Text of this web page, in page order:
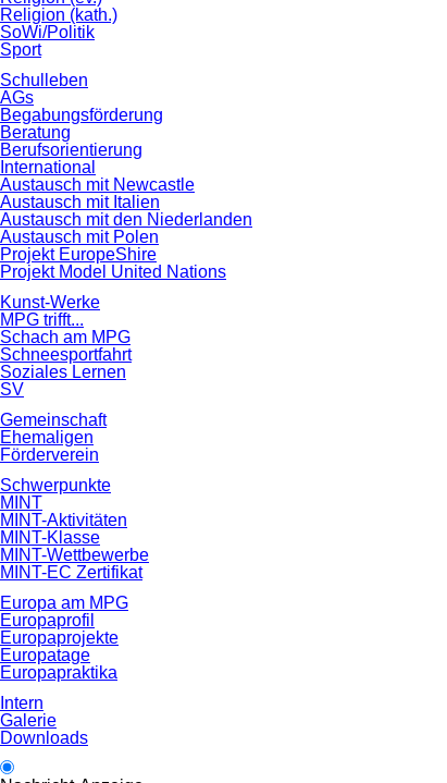
Religion (kath.)
SoWi/Politik
Sport
Schulleben
AGs
Begabungsförderung
Beratung
Berufsorientierung
International
Austausch mit Newcastle
Austausch mit Italien
Austausch mit den Niederlanden
Austausch mit Polen
Projekt EuropeShire
Projekt Model United Nations
Kunst-Werke
MPG trifft...
Schach am MPG
Schneesportfahrt
Soziales Lernen
SV
Gemeinschaft
Ehemaligen
Förderverein
Schwerpunkte
MINT
MINT-Aktivitäten
MINT-Klasse
MINT-Wettbewerbe
MINT-EC Zertifikat
Europa am MPG
Europaprofil
Europaprojekte
Europatage
Europapraktika
Intern
Galerie
Downloads